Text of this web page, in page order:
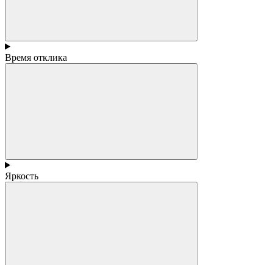
Время отклика
Яркость